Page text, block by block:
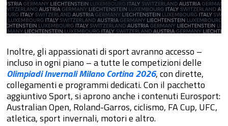
Inoltre, gli appassionati di sport avranno accesso –
incluso in ogni piano – a tutte le competizioni delle
Olimpiadi Invernali Milano Cortina 2026, con dirette,
collegamenti e programmi dedicati. Con il pacchetto
aggiuntivo Sport, si aprono anche i contenuti Eurosport:
Australian Open, Roland-Garros, ciclismo, FA Cup, UFC,
atletica, sport invernali, motori e altro.